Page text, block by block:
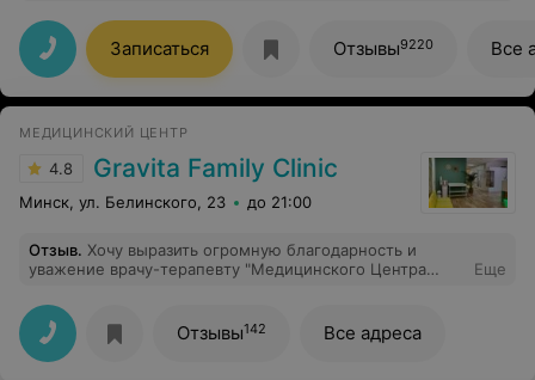
спросить обо всем и после приема остаются только
хорошие эмоции. Всем своим знакомым рекомендую
этого врача :-)
Записаться Отзывы9220 Все
МЕДИЦИНСКИЙ ЦЕНТР
4.8 Gravita Family Clinic
Минск, ул. Белинского, 23 до 21:00
Отзыв. Хочу выразить огромную благодарность и
уважение врачу-терапевту "Медицинского Центра
Владимироана-профессионал своего дела!!! Она очень
внимательно и умело проводит осмотр, подробно и
грамотно задает вопросы о проблеме, поэтому и
диагноз и рекомендации ее всегда точные и
Еще
Отзывы142 Все адреса